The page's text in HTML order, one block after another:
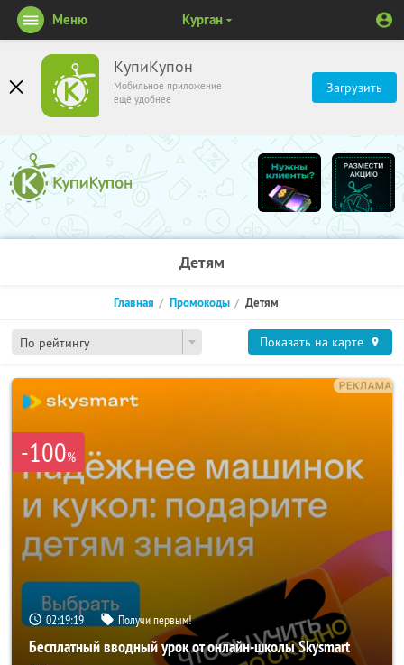
КупиКупон
Мобильное приложение
ещё удобнее
Загрузить
Меню Курган
Детям
По рейтингу
Главная Промокоды Детям
Показать на карте
-100%
02:19:19 Получи первым!
Бесплатный вводный урок от онлайн-школы Skysmart